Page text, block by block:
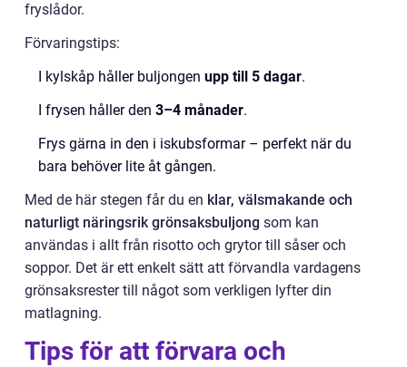
fryslådor.
Förvaringstips:
I kylskåp håller buljongen upp till 5 dagar.
I frysen håller den 3–4 månader.
Frys gärna in den i iskubsformar – perfekt när du
bara behöver lite åt gången.
Med de här stegen får du en klar, välsmakande och
naturligt näringsrik grönsaksbuljong som kan
användas i allt från risotto och grytor till såser och
soppor. Det är ett enkelt sätt att förvandla vardagens
grönsaksrester till något som verkligen lyfter din
matlagning.
Tips för att förvara och